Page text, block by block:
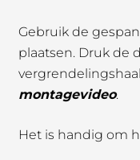
Gebruik de
plaatsen. Druk de
montagevideo.
Het is handig om